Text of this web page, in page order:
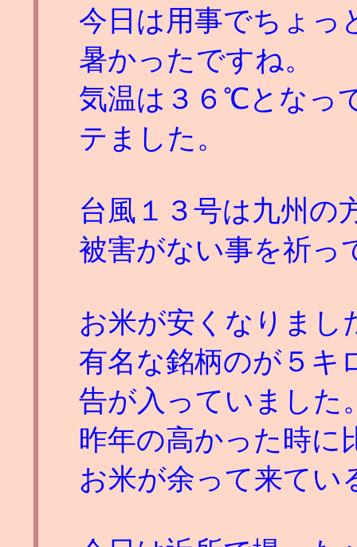
今日は用事でちょっ
暑かったですね。
気温は３６℃となっ
テました。
台風１３号は九州の
被害がない事を祈っ
お米が安くなりまし
有名な銘柄のが５キ
告が入っていました
昨年の高かった時に
お米が余って来てい